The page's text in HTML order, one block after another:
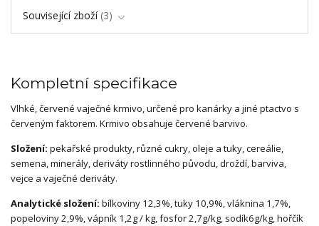
Související zboží 3
Kompletní specifikace
Vlhké, červené vaječné krmivo, určené pro kanárky a jiné ptactvo s
červeným faktorem. Krmivo obsahuje červené barvivo.
Složení: pekařské produkty, různé cukry, oleje a tuky, cereálie,
semena, minerály, derivátyrostlinného původu, droždí, barviva,
vejce a vaječné deriváty.
Analytické složení: bílkoviny 12,3%, tuky 10,9%, vláknina 1,7%,
popeloviny 2,9%, vápník 1,2g / kg, fosfor 2,7g/kg, sodík6g/kg, hořčík